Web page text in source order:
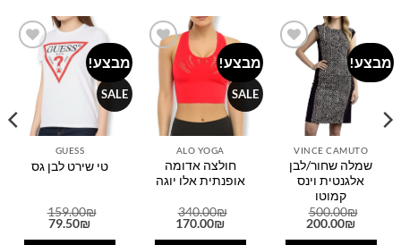
מבצע!
Add to
VINCE CAMUTO
שמלה שחור/לבן
אלגנטית וינס
קמוטו
500.00₪
המחיר
200.00₪
המחיר
מבצע!
SALE
Add to
wishlist
ALO YOGA
חולצה אדומה
אופנתית אלו יוגה
340.00₪
המחיר
170.00₪
המחיר
מבצע!
SALE
Add to
wishlist
GUESS
טי שירט לבן גס
159.00₪
המחיר
79.50₪
המחיר